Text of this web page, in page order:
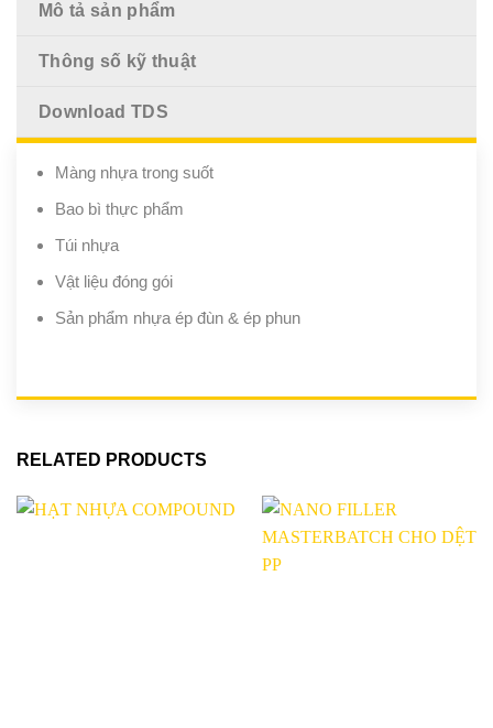
Mô tả sản phẩm
Thông số kỹ thuật
Download TDS
Màng nhựa trong suốt
Bao bì thực phẩm
Túi nhựa
Vật liệu đóng gói
Sản phẩm nhựa ép đùn & ép phun
RELATED PRODUCTS